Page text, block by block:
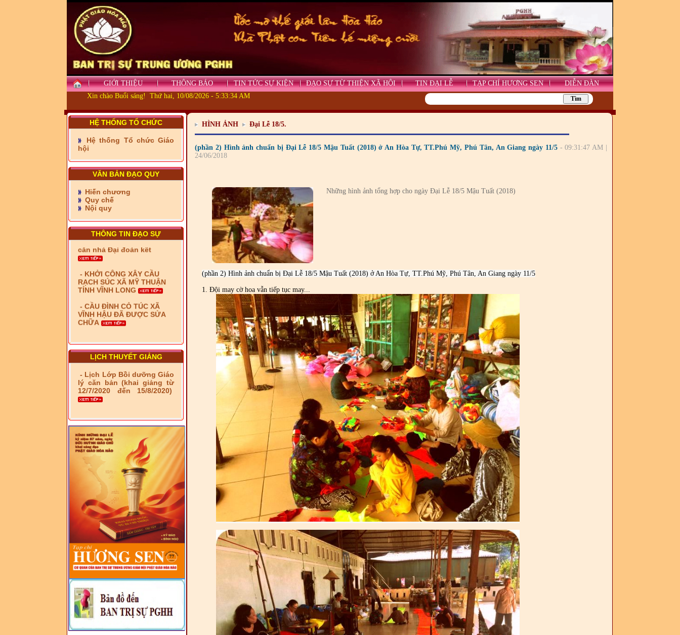
GIỚI THIỆU THÔNG BÁO TIN TỨC SỰ KIỆN ĐẠO SỰ TỪ THIỆN XÃ HỘI TIN ĐẠI LỄ TẠP CHÍ HƯƠNG SEN
DIỄN ĐÀN
Xin chào Buổi sáng! Thứ hai, 10/08/2026 - 5:33:36 AM
HỆ THỐNG TỔ CHỨC
Hệ thống Tổ chức Giáo
hội
VĂN BẢN ĐẠO QUY
Hiến chương
Quy chế
Nội quy
THÔNG TIN ĐẠO SỰ
- Những tấm lòng thiện
nguyện vùng biên
PHƯỚC TỈNH ĐỒNG NAI
TIẾP SỨC ĐẾN TRƯỜNG
- Xã Châu Phú khánh
thành cầu Kênh 7 - Nam
kênh Quốc Gia
- Xã Phú Lâm bàn giao 9
căn nhà Đại đoàn kết
- KHỞI CÔNG XÂY CẦU
RẠCH SÚC XÃ MỸ THUẬN
TỈNH VĨNH LONG
- CẦU ĐÌNH CỎ TÚC XÃ
VĨNH HẬU ĐÃ ĐƯỢC SỬA
CHỮA
- Bàn giao 10 căn nhà Đại
đoàn kết cho hộ có hoàn
cảnh khó khăn tại xã Tây
Yên
- LỄ RA QUÂN DẬM VÁ,
SỬA CHỮA LỘ GIAO
THÔNG NÔNG THÔN (XÃ
- LỚP TẬP HUẤN LỊCH SỬ,
PHÁP LUẬT VIỆT NAM VÀ
HIẾN CHƯƠNG GIÁO HỘI
TRUNG ƯƠNG, BAN ĐẠI
DIỆN TỈNH VÀ GIÁO LÝ
VIÊN - CHUYÊN ĐỀ: NHỮNG
VẤN ĐỀ CHUNG VỀ PHÁP
LUẬT VÀ HỆ THỐNG PHÁP
LUẬT VIỆT NAM
- LỚP TẬP HUẤN LỊCH SỬ,
PHÁP LUẬT VIỆT NAM VÀ
HIẾN CHƯƠNG GIÁO HỘI
PGHH NHIỆM KỲ VI (2024-
2029) CHO TRỊ SỰ VIÊN
TRUNG ƯƠNG, BAN ĐẠI
DIỆN TỈNH VÀ GIÁO LÝ
VIÊN - CHUYÊN ĐỀ: SỰ RA
ĐỜI, BẢN CHẤT, CHỨC
NĂNG VÀ HÌNH THỨC CỦA
NƯỚC CHXHCN VIỆT NAM
LỊCH THUYẾT GIẢNG
- Lịch Lớp Bồi dưỡng Giáo
lý căn bản (khai giảng từ
12/7/2020 đến 15/8/2020)
HÌNH ẢNH Đại Lễ 18/5.
(phần 2) Hình ảnh chuẩn bị Đại Lễ 18/5 Mậu Tuất (2018) ở An Hòa Tự, TT.Phú Mỹ, Phú Tân, An Giang ngày 11/5 - 09:31:47 AM |
24/06/2018
Những hình ảnh tổng hợp cho ngày Đại Lễ 18/5 Mậu Tuất (2018)
(phần 2) Hình ảnh chuẩn bị Đại Lễ 18/5 Mậu Tuất (2018) ở An Hòa Tự, TT.Phú Mỹ, Phú Tân, An Giang ngày 11/5
1. Đội may cờ hoa vẫn tiếp tục may...